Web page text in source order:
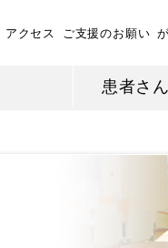
アクセス ご支援のお願い
患者さ